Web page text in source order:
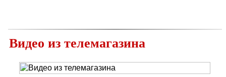
Видео из телемагазина